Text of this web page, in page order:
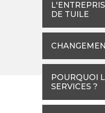
DE TUILE
POURQUOI
SERVICES ?